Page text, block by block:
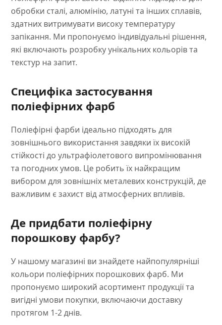
обробки сталі, алюмінію, латуні та інших сплавів,
здатних витримувати високу температуру
запікання. Ми пропонуємо індивідуальні рішення,
які включають розробку унікальних кольорів та
текстур на запит.
Специфіка застосування
поліефірних фарб
Поліефірні фарби ідеально підходять для
зовнішнього використання завдяки їх високій
стійкості до ультрафіолетового випромінювання
та погодних умов. Це робить їх найкращим
вибором для зовнішніх металевих конструкцій, де
важливим є захист від атмосферних впливів.
Де придбати поліефірну
порошкову фарбу?
У нашому магазині ви знайдете найпопулярніші
кольори поліефірних порошкових фарб. Ми
пропонуємо широкий асортимент продукції та
вигідні умови покупки, включаючи доставку
протягом 1-2 днів.